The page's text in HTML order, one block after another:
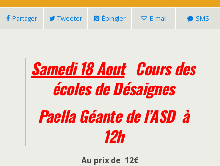
Partager Tweeter Épingler E-mail SMS
Samedi 18 AoutCours des
écoles de Désaignes
Paella Géante de l’ASD à
12h
Au prix de 12€